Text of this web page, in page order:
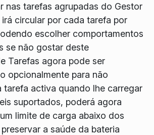
nas tarefas agrupadas do Gestor
circular por cada tarefa por
escolher comportamentos
se não gostar deste
Tarefas agora pode ser
opcionalmente para não
tarefa activa quando lhe carregar
suportados, poderá agora
limite de carga abaixo dos
a saúde da bateria